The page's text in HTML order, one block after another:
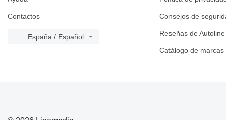
Contactos
España / Español
Consejos de
Reseñas de Autoline
Catálogo de marcas